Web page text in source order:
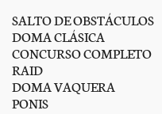
SALTO DE OBSTÁCULOS
DOMA CLÁSICA
CONCURSO COMPLETO
RAID
DOMA VAQUERA
PONIS